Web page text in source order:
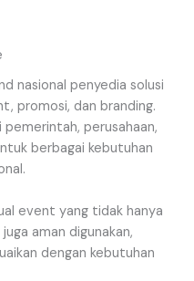
nasional penyedia solusi
promosi, dan branding.
pemerintah, perusahaan,
berbagai kebutuhan
event yang tidak hanya
aman digunakan,
dengan kebutuhan